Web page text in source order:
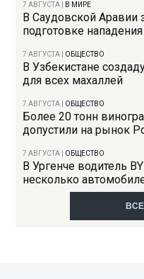
7 АВГУСТА В МИРЕ
В Саудовской Аравии
подготовке нападения
7 АВГУСТА ОБЩЕСТВО
В Узбекистане
для всех махаллей
7 АВГУСТА ОБЩЕСТВО
Более 20 тонн
допустили на рынок
7 АВГУСТА ОБЩЕСТВО
В Ургенче водитель
несколько